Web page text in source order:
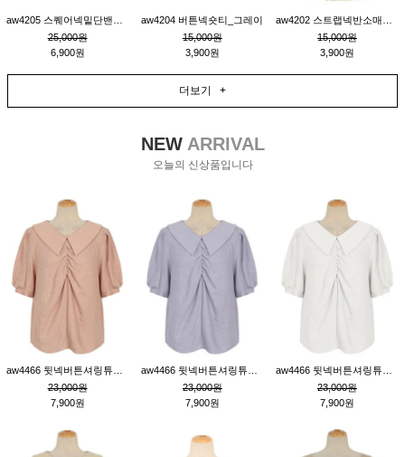
25,000원
6,900원
aw4204 버튼넥숏티_그레이
15,000원
3,900원
15,000원
3,900원
더보기 +
NEWARRIVAL
오늘의 신상품입니다
23,000원
7,900원
23,000원
7,900원
23,000원
7,900원